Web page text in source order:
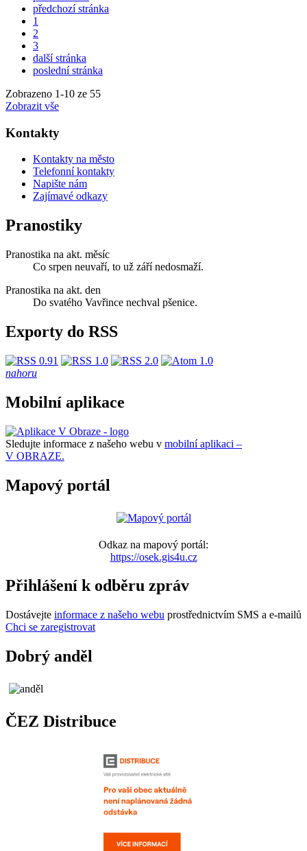
předchozí stránka
1
2
3
další stránka
poslední stránka
Zobrazeno 1-10 ze 55
Zobrazit vše
Kontakty
Kontakty na město
Telefonní kontakty
Napište nám
Zajímavé odkazy
Pranostiky
Pranostika na akt. měsíc
Co srpen neuvaří, to už září nedosmaží.
Pranostika na akt. den
Do svatého Vavřince nechval pšenice.
Exporty do RSS
nahoru
Mobilní aplikace
Sledujte informace z našeho webu v mobilní aplikaci –
V OBRAZE.
Mapový portál
Odkaz na mapový portál:
https://osek.gis4u.cz
Přihlášení k odběru zpráv
Dostávejte informace z našeho webu prostřednictvím SMS a e-mailů
Chci se zaregistrovat
Dobrý anděl
ČEZ Distribuce